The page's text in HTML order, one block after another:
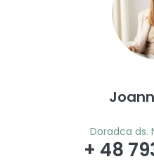
Doradca ds.
+ 48